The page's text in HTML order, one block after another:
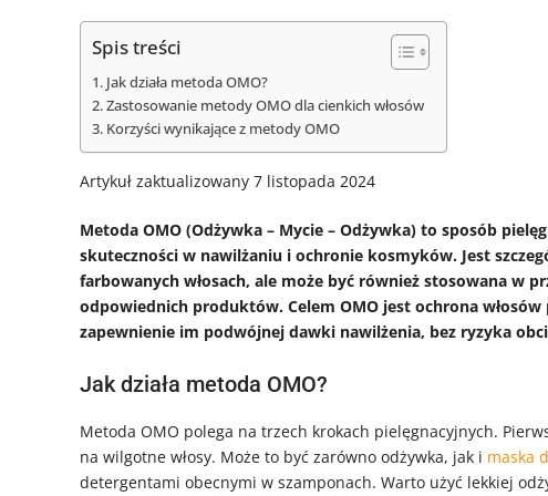
Spis treści
Jak działa metoda OMO?
Zastosowanie metody OMO dla cienkich włosów
Korzyści wynikające z metody OMO
Artykuł zaktualizowany 7 listopada 2024
Metoda OMO (Odżywka – Mycie – Odżywka) to sposób
skuteczności w nawilżaniu i ochronie kosmyków. Jest
farbowanych włosach, ale może być również stosowana w
odpowiednich produktów. Celem OMO jest ochrona
zapewnienie im podwójnej dawki nawilżenia, bez ryzyka
Jak działa metoda OMO?
Metoda OMO polega na trzech krokach pielęgnacyjnych.
na wilgotne włosy. Może to być zarówno odżywka, jak i maska
detergentami obecnymi w szamponach. Warto użyć lekkiej